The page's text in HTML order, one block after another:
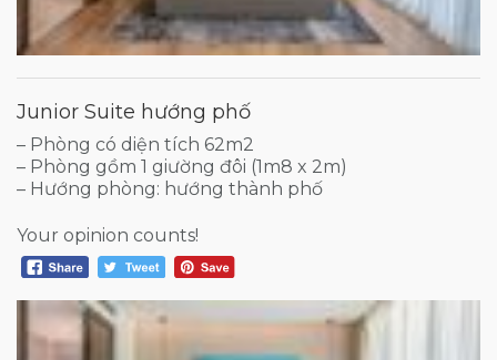
Junior Suite hướng phố
– Phòng có diện tích 62m2
– Phòng gồm 1 giường đôi (1m8 x 2m)
– Hướng phòng: hướng thành phố
Your opinion counts!